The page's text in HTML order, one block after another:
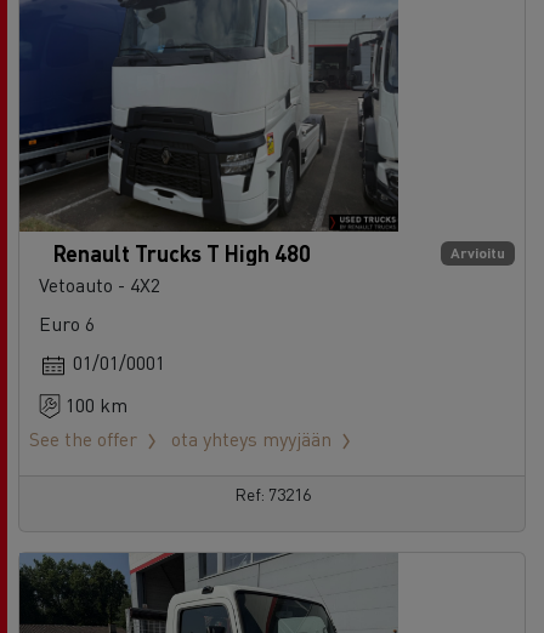
Arvioitu
Renault Trucks T High 480
Vetoauto - 4X2
Euro 6
01/01/0001
100 km
See the offer
ota yhteys myyjään
Ref: 73216